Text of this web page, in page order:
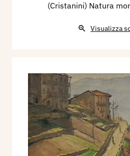
(Cristanini) Natura
Visualizza